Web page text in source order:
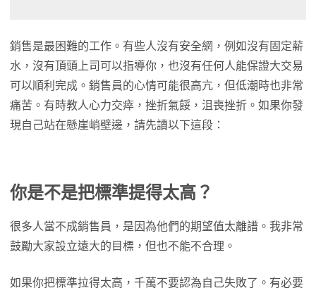
銷售是最困難的工作。有些人沒有安全網，例如沒有固定薪
水，沒有頂頭上司可以指導你，也沒有任何人能保證大交易
可以順利完成。銷售員的心情可能很高亢，但低潮時也非常
痛苦。有時教人心力交瘁，挫折氣餒，沮喪挫折。如果你發
現自己站在懸崖峭壁邊，請先讀以下這段：
你是不是把標準提得太高？
很多人當不成銷售員，是因為他們的期望值太離譜。我非常
鼓勵大家設立遠大的目標，但也不能不合理。
如果你把標準拉得太高，千萬不要認為自己失敗了。有必要